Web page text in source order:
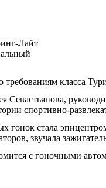
Лайт
класса
Севастьянова,
спортивно-
гонок стала
звучала
с гоночными